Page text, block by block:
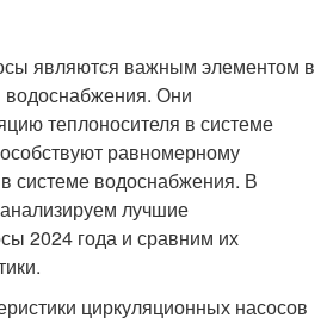
являются важным элементом в
водоснабжения. Они
теплоносителя в системе
равномерному
системе водоснабжения. В
лучшие
2024 года и сравним их
циркуляционных насосов